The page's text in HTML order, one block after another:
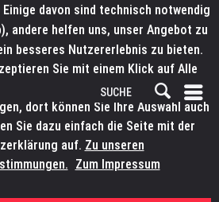
davon sind technisch notwendig
andere helfen uns, unser Angebot zu
besseres Nutzererlebnis zu bieten.
Sie mit einem Klick auf Alle
Informationen finden Sie in den
dort können Sie Ihre Auswahl auch
Sie dazu einfach die Seite mit der
auf. Zu unseren
Zum Impressum